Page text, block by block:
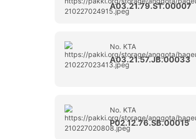
A03.21.79.ST.00007
No. KTA
A03.21.57.JB.00033
No. KTA
P02.12.76.SB.00015